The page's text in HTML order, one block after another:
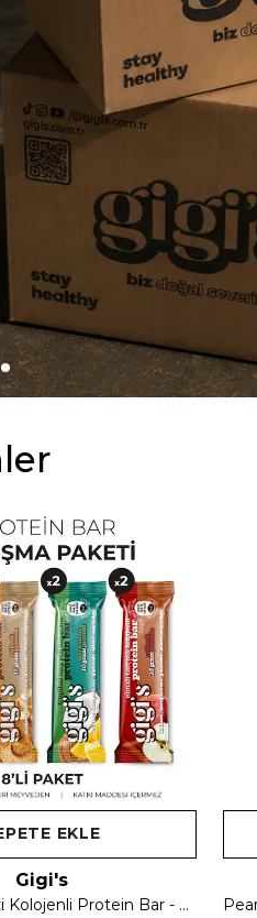
EKLE
Gigi's
Tanışma Paketi Kolojenli Protein Bar - 8 Adet Karışık